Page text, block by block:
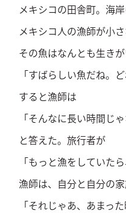
メキシコの田舎町。海
メキシコ人の漁師が小
その魚はなんとも生き
「すばらしい魚だね。
すると漁師は
「そんなに長い時間じゃ
と答えた。旅行者が
「もっと漁をしていた
漁師は、自分と自分の
「それじゃあ、あまっ